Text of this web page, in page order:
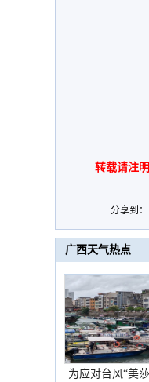
转载请注
分享到：
广西天气热点
为应对台风“美